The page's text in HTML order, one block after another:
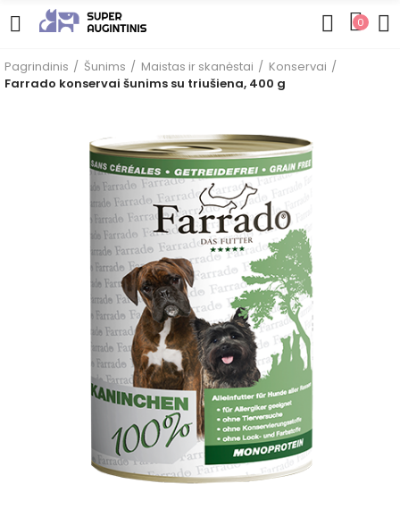
0
Pagrindinis Šunims Maistas ir skanėstai
Konservai
Farrado konservai šunims su triušiena, 400 g